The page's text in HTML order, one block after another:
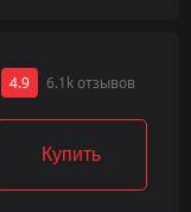
4.9 6.1k отзывов
Купить